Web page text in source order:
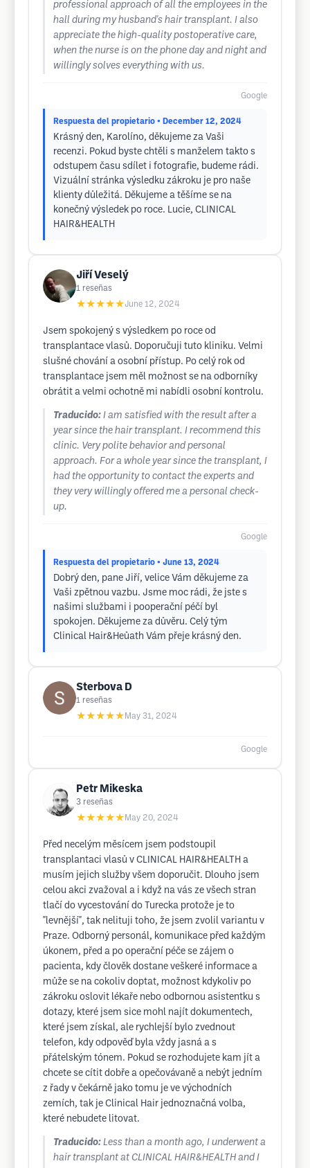
professional approach of all the employees in the
hall during my husband's hair transplant. I also
appreciate the high-quality postoperative care,
when the nurse is on the phone day and night and
willingly solves everything with us.
Google
Respuesta del propietario • December 12, 2024
Krásný den, Karolíno, děkujeme za Vaši
recenzi. Pokud byste chtěli s manželem takto s
odstupem času sdílet i fotografie, budeme rádi.
Vizuální stránka výsledku zákroku je pro naše
klienty důležitá. Děkujeme a těšíme se na
konečný výsledek po roce. Lucie, CLINICAL
HAIR&HEALTH
Jiří Veselý
1 reseñas
★★★★★June 12, 2024
Jsem spokojený s výsledkem po roce od
transplantace vlasů. Doporučuji tuto kliniku. Velmi
slušné chování a osobní přístup. Po celý rok od
transplantace jsem měl možnost se na odborníky
obrátit a velmi ochotně mi nabídli osobní kontrolu.
Traducido: I am satisfied with the result after a
year since the hair transplant. I recommend this
clinic. Very polite behavior and personal
approach. For a whole year since the transplant, I
had the opportunity to contact the experts and
they very willingly offered me a personal check-
up.
Google
Respuesta del propietario • June 13, 2024
Dobrý den, pane Jiří, velice Vám děkujeme za
Vaši zpětnou vazbu. Jsme moc rádi, že jste s
našimi službami i pooperační péčí byl
spokojen. Děkujeme za důvěru. Celý tým
Clinical Hair&Heůath Vám přeje krásný den.
Sterbova D
1 reseñas
★★★★★ May 31, 2024
Google
Petr Mikeska
3 reseñas
★★★★★ May 20, 2024
Před necelým měsícem jsem podstoupil
transplantaci vlasů v CLINICAL HAIR&HEALTH a
musím jejich služby všem doporučit. Dlouho jsem
celou akci zvažoval a i když na vás ze všech stran
tlačí do vycestování do Turecka protože je to
"levnější", tak nelituji toho, že jsem zvolil variantu v
Praze. Odborný personál, komunikace před každým
úkonem, před a po operační péče se zájem o
pacienta, kdy člověk dostane veškeré informace a
může se na cokoliv doptat, možnost kdykoliv po
zákroku oslovit lékaře nebo odbornou asistentku s
dotazy, které jsem sice mohl najít dokumentech,
které jsem získal, ale rychlejší bylo zvednout
telefon, kdy odpověď byla vždy jasná a s
přátelským tónem. Pokud se rozhodujete kam jít a
chcete se cítit dobře a opečovávaně a nebýt jedním
z řady v čekárně jako tomu je ve východních
zemích, tak je Clinical Hair jednoznačná volba,
které nebudete litovat.
Traducido: Less than a month ago, I underwent a
hair transplant at CLINICAL HAIR&HEALTH and I